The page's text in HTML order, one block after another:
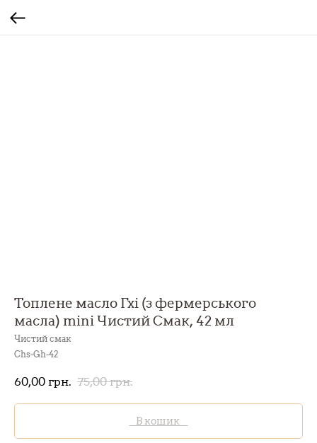
Топлене масло Гхі (з фермерського
масла) mini Чистий Смак, 42 мл
Чистий смак
Chs-Gh-42
60,00 грн. 75,00 грн.
В кошик